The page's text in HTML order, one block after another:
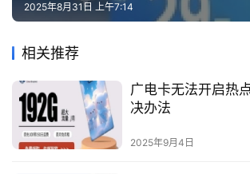
2025年8月31日 上午7:14
相关推荐
广电卡无法开启热
决办法
2025年9月4日